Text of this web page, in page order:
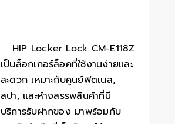
HIP Locker Lock CM-E118Z
เป็นล็อกเกอร์ล็อคที่ใช้งานง่ายและ
สะดวก เหมาะกับศูนย์ฟิตเนส,
สปา, และห้างสรรพสินค้าที่มี
บริการรับฝากของ มาพร้อมกับ